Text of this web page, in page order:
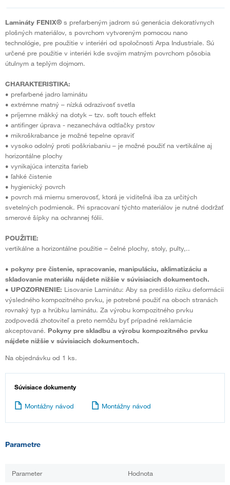
Lamináty FENIX® s prefarbeným jadrom sú generácia dekoratívnych
plošných materiálov, s povrchom vytvoreným pomocou nano
technológie, pre použitie v interiéri od spoločnosti Arpa Industriale. Sú
určené pre použitie v interiéri kde svojim matným povrchom pôsobia
útulnym a teplým dojmom.
CHARAKTERISTIKA:
• prefarbené jadro laminátu
• extrémne matný – nízká odrazivosť svetla
• príjemne mäkký na dotyk – tzv. soft touch effekt
• antifinger úprava - nezanecháva odtlačky prstov
• mikroškrabance je možné tepelne opraviť
• vysoko odolný proti poškriabaniu – je možné použiť na vertikálne aj
horizontálne plochy
• vynikajúca intenzita farieb
• ľahké čistenie
• hygienický povrch
• povrch má miernu smerovosť, ktorá je viditeľná iba za určitých
svetelných podmienok. Pri spracovaní týchto materiálov je nutné dodržať
smerové šípky na ochrannej fólii.
POUŽITIE:
vertikálne a horizontálne použitie – čelné plochy, stoly, pulty,..
• pokyny pre čistenie, spracovanie, manipuláciu, aklimatizáciu a
skladovanie materiálu nájdete nižšie v súvisiacich dokumentoch.
• UPOZORNENIE: Lisovanie Laminátu: Aby sa predišlo riziku deformácii
výsledného kompozitného prvku, je potrebné použiť na oboch stranách
rovnaký typ a hrúbku laminátu. Za výrobu kompozitného prvku
zodpovedá zhotoviteľ a preto nemôžu byť prípadné reklamácie
akceptované. Pokyny pre skladbu a výrobu kompozitného prvku
nájdete nižšie v súvisiacich dokumentoch.
Na objednávku od 1 ks.
Súvisiace dokumenty
Montážny návod Montážny návod
Parametre
Parameter Hodnota